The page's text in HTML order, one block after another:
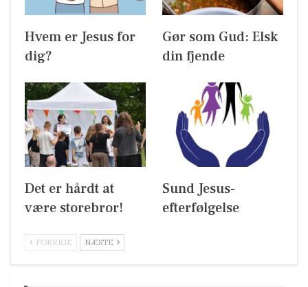
Hvem er Jesus for
dig?
Gør som Gud: Elsk
din fjende
Det er hårdt at
være storebror!
Sund Jesus-
efterfølgelse
FORRIGE NÆSTE